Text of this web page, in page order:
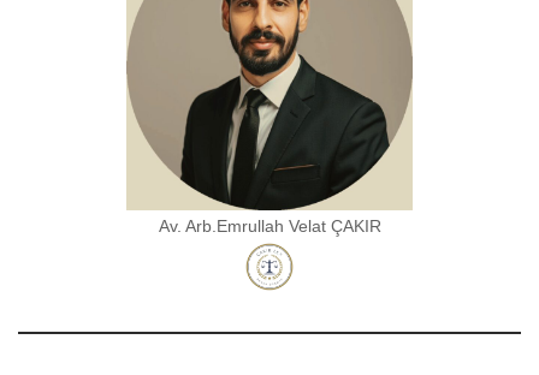
Av. Arb.Emrullah Velat ÇAKIR